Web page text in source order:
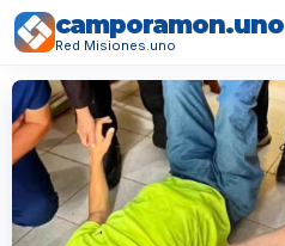
camporamon.uno
Red Misiones.uno